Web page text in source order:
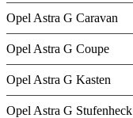
Opel Astra G Caravan
Opel Astra G Coupe
Opel Astra G Kasten
Opel Astra G Stufenheck